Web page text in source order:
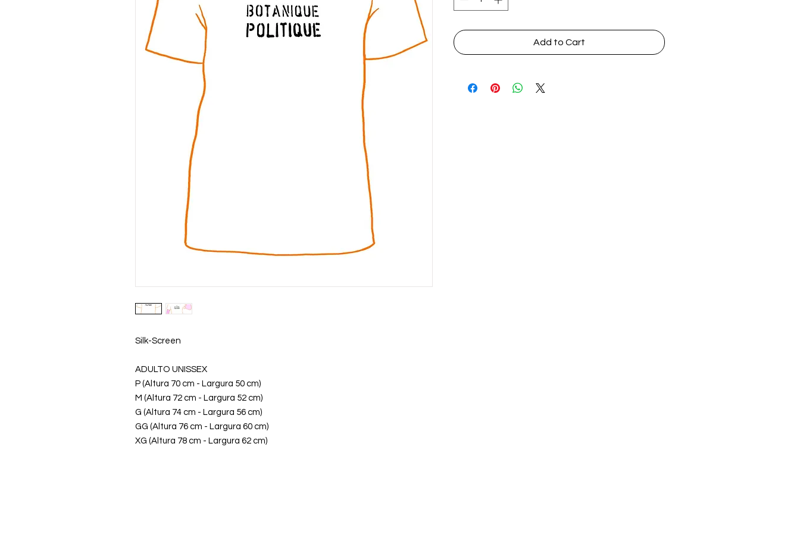
Silk-Screen
ADULTO UNISSEX
P (Altura 70 cm - Largura 50 cm)
M (Altura 72 cm - Largura 52 cm)
G (Altura 74 cm - Largura 56 cm)
GG (Altura 76 cm - Largura 60 cm)
XG (Altura 78 cm - Largura 62 cm)
Add to Cart